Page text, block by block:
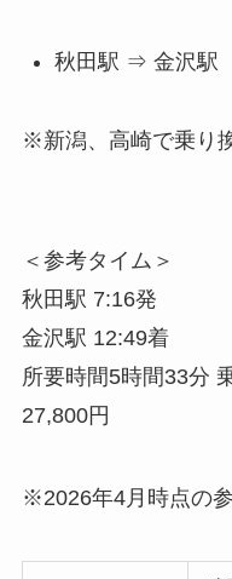
秋田駅 ⇒ 金沢駅
※新潟、高崎で乗り
＜参考タイム＞
秋田駅 7:16発
金沢駅 12:49着
所要時間5時間33分
27,800円
※2026年4月時点の参